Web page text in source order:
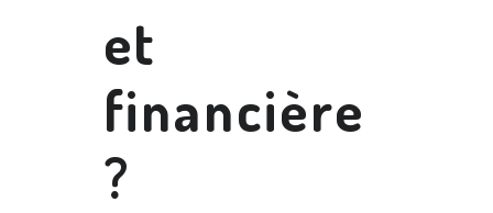
et
financière
?